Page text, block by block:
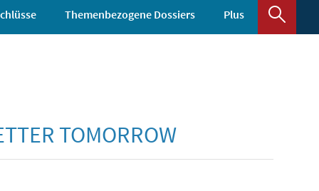
langue
Themenbezogene Dossiers Plus
TOMORROW